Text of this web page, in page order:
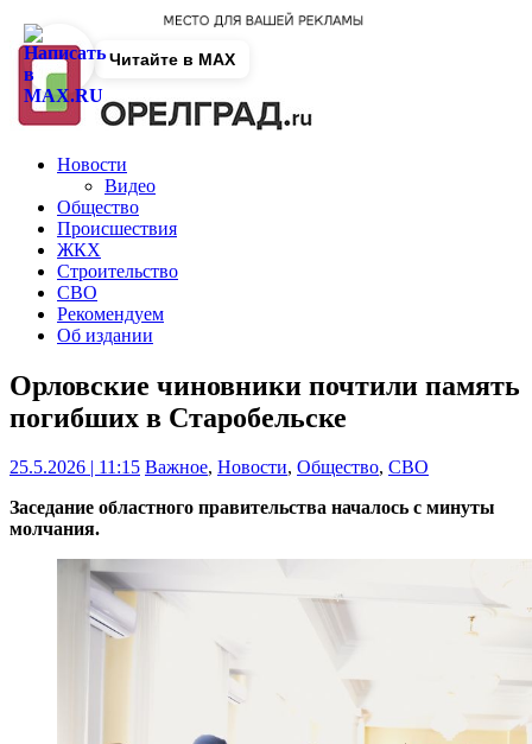
Новости
Видео
Общество
Происшествия
ЖКХ
Строительство
СВО
Рекомендуем
Об издании
Орловские чиновники почтили память
погибших в Старобельске
25.5.2026 | 11:15 Важное, Новости, Общество, СВО
Заседание областного правительства началось с минуты
молчания.
Читайте в MAX